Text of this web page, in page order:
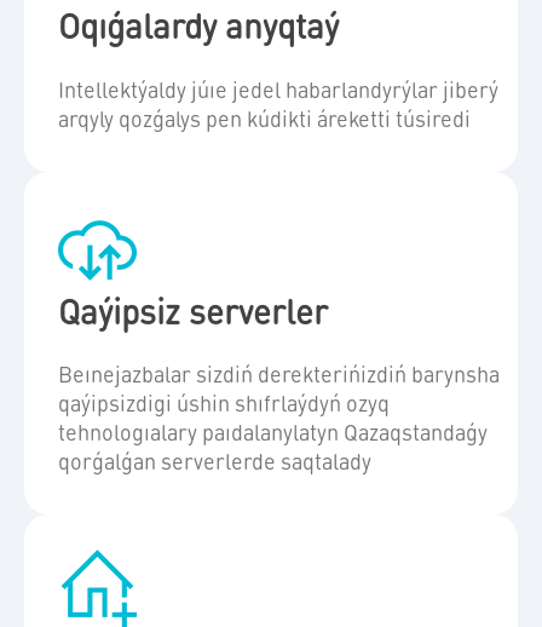
Oqıǵalardy anyqtaý
Intellektýaldy júıe jedel habarlandyrýlar jiberý
arqyly qozǵalys pen kúdikti áreketti túsiredi
Qaýipsiz serverler
Beınejazbalar sizdiń derekterińizdiń barynsha
qaýipsizdigi úshin shıfrlaýdyń ozyq
tehnologıalary paıdalanylatyn Qazaqstandaǵy
qorǵalǵan serverlerde saqtalady